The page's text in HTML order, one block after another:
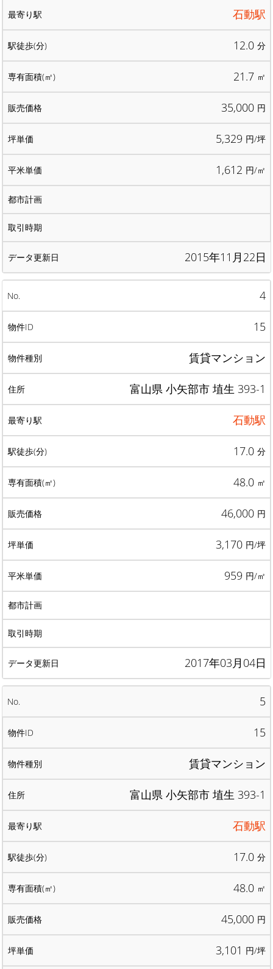
石動駅
12.0 分
21.7 ㎡
35,000 円
5,329 円/坪
1,612 円/㎡
2015年11月22日
4
15
賃貸マンション
富山県 小矢部市 埴生 393-1
石動駅
17.0 分
48.0 ㎡
46,000 円
3,170 円/坪
959 円/㎡
2017年03月04日
5
15
賃貸マンション
富山県 小矢部市 埴生 393-1
石動駅
17.0 分
48.0 ㎡
45,000 円
3,101 円/坪